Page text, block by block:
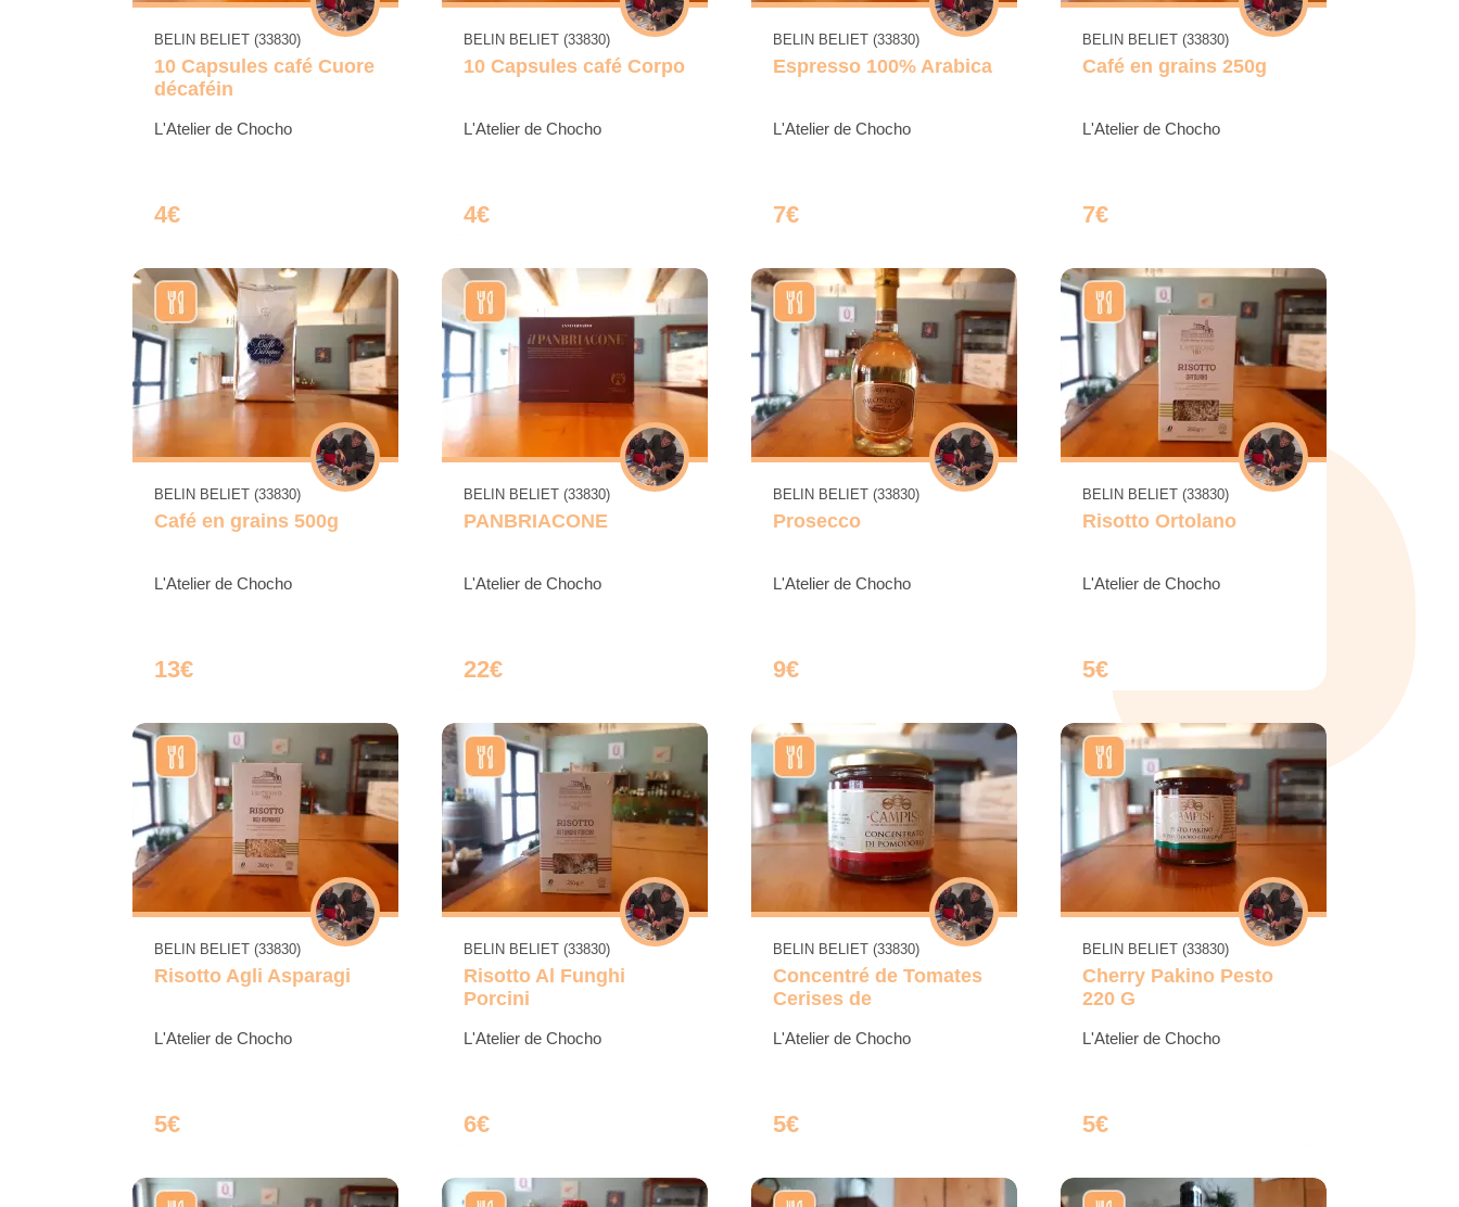
BELIN BELIET (33830)
10 Capsules café Cuore
décaféin
L'Atelier de Chocho
4€
BELIN BELIET (33830)
10 Capsules café Corpo
L'Atelier de Chocho
4€
BELIN BELIET (33830)
Espresso 100% Arabica
L'Atelier de Chocho
7€
BELIN BELIET (33830)
Café en grains 250g
L'Atelier de Chocho
7€
BELIN BELIET (33830)
Café en grains 500g
L'Atelier de Chocho
13€
BELIN BELIET (33830)
PANBRIACONE
L'Atelier de Chocho
22€
BELIN BELIET (33830)
Prosecco
L'Atelier de Chocho
9€
BELIN BELIET (33830)
Risotto Ortolano
L'Atelier de Chocho
5€
BELIN BELIET (33830)
Risotto Agli Asparagi
L'Atelier de Chocho
5€
BELIN BELIET (33830)
Risotto Al Funghi
Porcini
L'Atelier de Chocho
6€
BELIN BELIET (33830)
Concentré de Tomates
Cerises de
L'Atelier de Chocho
5€
BELIN BELIET (33830)
Cherry Pakino Pesto
220 G
L'Atelier de Chocho
5€